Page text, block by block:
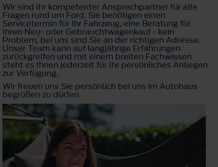
Wir sind Ihr kompetenter Ansprechpartner für alle
Fragen rund um Ford. Sie benötigen einen
Servicetermin für Ihr Fahrzeug, eine Beratung für
Ihren Neu- oder Gebrauchtwagenkauf - kein
Problem, bei uns sind Sie an der richtigen Adresse.
Unser Team kann auf langjährige Erfahrungen
zurückgreifen und mit einem breiten Fachwissen
steht es Ihnen jederzeit für Ihr persönliches Anliegen
zur Verfügung.
Wir freuen uns Sie persönlich bei uns im Autohaus
begrüßen zu dürfen.